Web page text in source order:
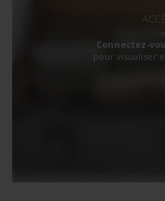
Connectez-
pour visualiser